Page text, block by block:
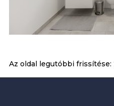
Az oldal legutóbbi frissítése: